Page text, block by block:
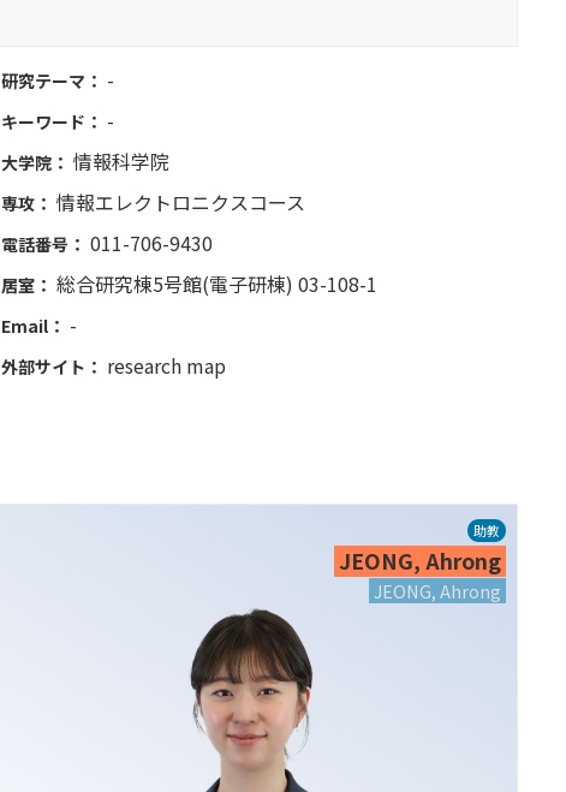
研究テーマ： -
キーワード： -
大学院： 情報科学院
専攻： 情報エレクトロニクスコース
電話番号： 011-706-9430
居室： 総合研究棟5号館(電子研棟) 03-108-1
Email： -
外部サイト： research map
助教
JEONG, Ahrong
JEONG, Ahrong